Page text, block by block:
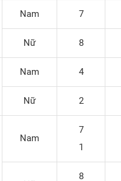
Nam 7
Nữ 8
Nam 4
Nữ 2
Nam
7
1
8